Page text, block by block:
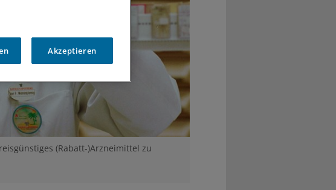
(Rabatt-)Arzneimittel zu
Akzeptieren